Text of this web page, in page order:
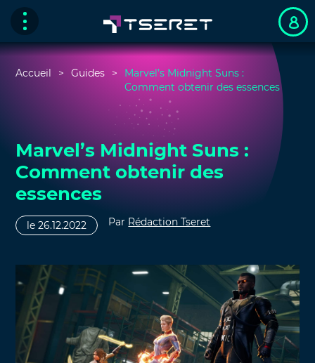
Accueil Guides
Marvel’s Midnight Suns :
Comment obtenir des essences
Marvel’s Midnight Suns :
Comment obtenir des
essences
le 26.12.2022 Par Rédaction Tseret